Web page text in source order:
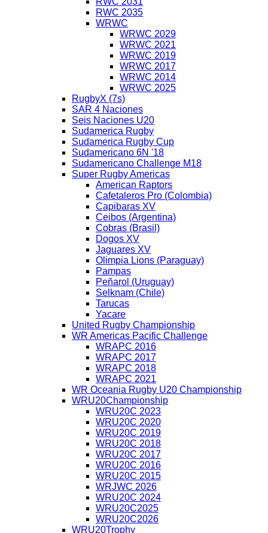
RWC 2035
WRWC
WRWC 2029
WRWC 2021
WRWC 2019
WRWC 2017
WRWC 2014
WRWC 2025
RugbyX (7s)
SAR 4 Naciones
Seis Naciones U20
Sudamerica Rugby
Sudamerica Rugby Cup
Sudamericano 6N '18
Sudamericano Challenge M18
Super Rugby Americas
American Raptors
Cafetaleros Pro (Colombia)
Capibaras XV
Ceibos (Argentina)
Cobras (Brasil)
Dogos XV
Jaguares XV
Olimpia Lions (Paraguay)
Pampas
Peñarol (Uruguay)
Selknam (Chile)
Tarucas
Yacare
United Rugby Championship
WR Americas Pacific Challenge
WRAPC 2016
WRAPC 2017
WRAPC 2018
WRAPC 2021
WR Oceania Rugby U20 Championship
WRU20Championship
WRU20C 2023
WRU20C 2020
WRU20C 2019
WRU20C 2018
WRU20C 2017
WRU20C 2016
WRU20C 2015
WRJWC 2026
WRU20C 2024
WRU20C2025
WRU20C2026
WRU20Trophy